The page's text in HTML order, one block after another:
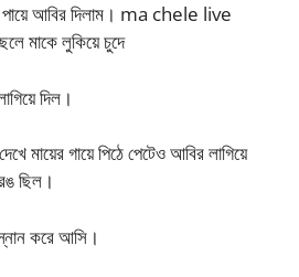
পায়ে আবির দিলাম। ma chele live
মাকে লুকিয়ে চুদে
দিল।
মায়ের গায়ে পিঠে পেটেও আবির লাগিয়ে
ছিল।
করে আসি।